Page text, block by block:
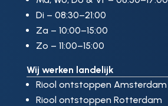
Di – 08:30–21:00
Za – 10:00–15:00
Zo – 11:00–15:00
Wij werken landelijk
Riool ontstoppen Amsterdam
Riool ontstoppen Rotterdam